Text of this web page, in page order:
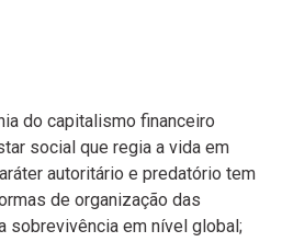
do capitalismo financeiro
social que regia a vida em
autoritário e predatório tem
de organização das
sobrevivência em nível global;